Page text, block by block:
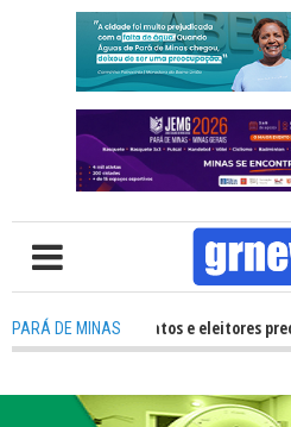
PARÁ DE MINAS
O que candidatos e eleitores